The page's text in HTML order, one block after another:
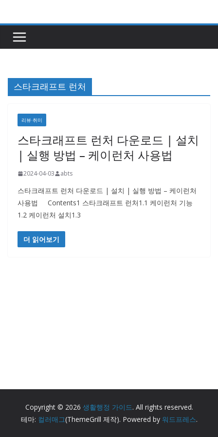
로
스타크래프트 런처
리뷰·취미
스타크래프트 런처 다운로드 | 설치
| 실행 방법 – 케이런처 사용법
2024-04-03 abts
스타크래프트 런처 다운로드 | 설치 | 실행 방법 – 케이런처
사용법 Contents1 스타크래프트 런처1.1 케이런처 기능
1.2 케이런처 설치​1.3
더 읽어보기
Copyright © 2026 생활행정 가이드. All rights reserved.
테마: 컬러매그(ThemeGrill 제작). Powered by 워드프레스.